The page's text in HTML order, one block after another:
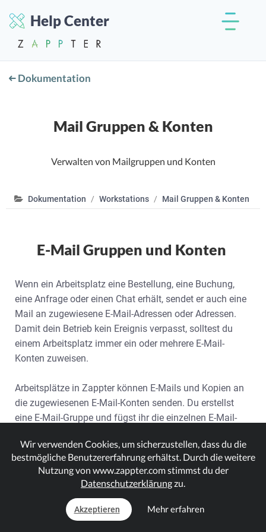
Help Center
Dokumentation
Mail Gruppen & Konten
Verwalten von Mailgruppen und Konten
Dokumentation Workstations Mail Gruppen & Konten
E-Mail Gruppen und Konten
Wenn ein Arbeitsplatz eine Bestellung, eine Buchung,
eine Anfrage oder einen Chat erhält, sendet er auch eine
Mail an zugewiesene E-Mail-Adressen oder Adressen.
Damit dein Betrieb kein Ereignis verpasst, solltest du
einem Arbeitsplatz immer ein oder mehrere E-Mail-
Konten zuweisen.
Arbeitsplätze in Zappter können E-Mails und Kopien an
die zugewiesenen E-Mail-Konten senden. Du erstellst
eine E-Mail-Gruppe und fügst ihr die einzelnen E-Mail-
alle E-Mail-Adressen in der E-Mail-Gruppe. Du erstellst
zwei solcher Gruppen und weist eine für "TO" und die
andere für "CC" zu.
Ein Mailkonto erstellen
Wir verwenden Cookies, um sicherzustellen, dass du die
bestmögliche Benutzererfahrung erhältst. Durch die weitere
Nutzung von www.zappter.com stimmst du der
Datenschutzerklärungzu.
Akzeptieren Mehr erfahren